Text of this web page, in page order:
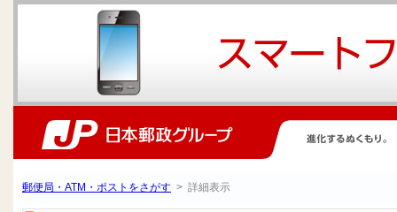
郵便局・ATM・ポストをさがす > 詳細表示